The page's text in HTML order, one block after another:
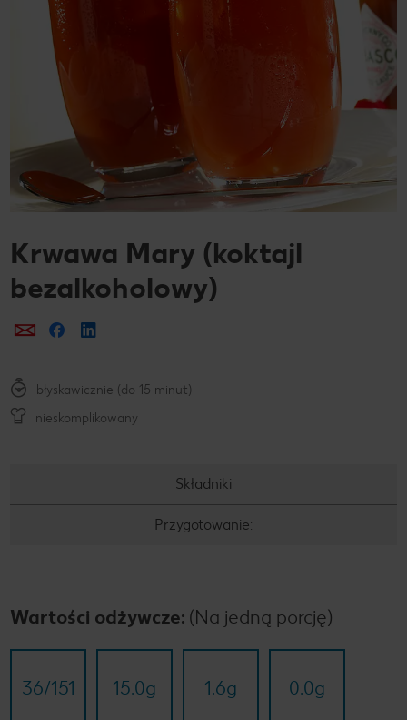
Krwawa Mary (koktajl
bezalkoholowy)
Prześlij e-mailem
Udostępnij na Facebooku
błyskawicznie (do 15 minut)
nieskomplikowany
Składniki
Przygotowanie:
Wartości odżywcze: (Na jedną porcję)
36/​151 15.0g 1.6g 0.0g